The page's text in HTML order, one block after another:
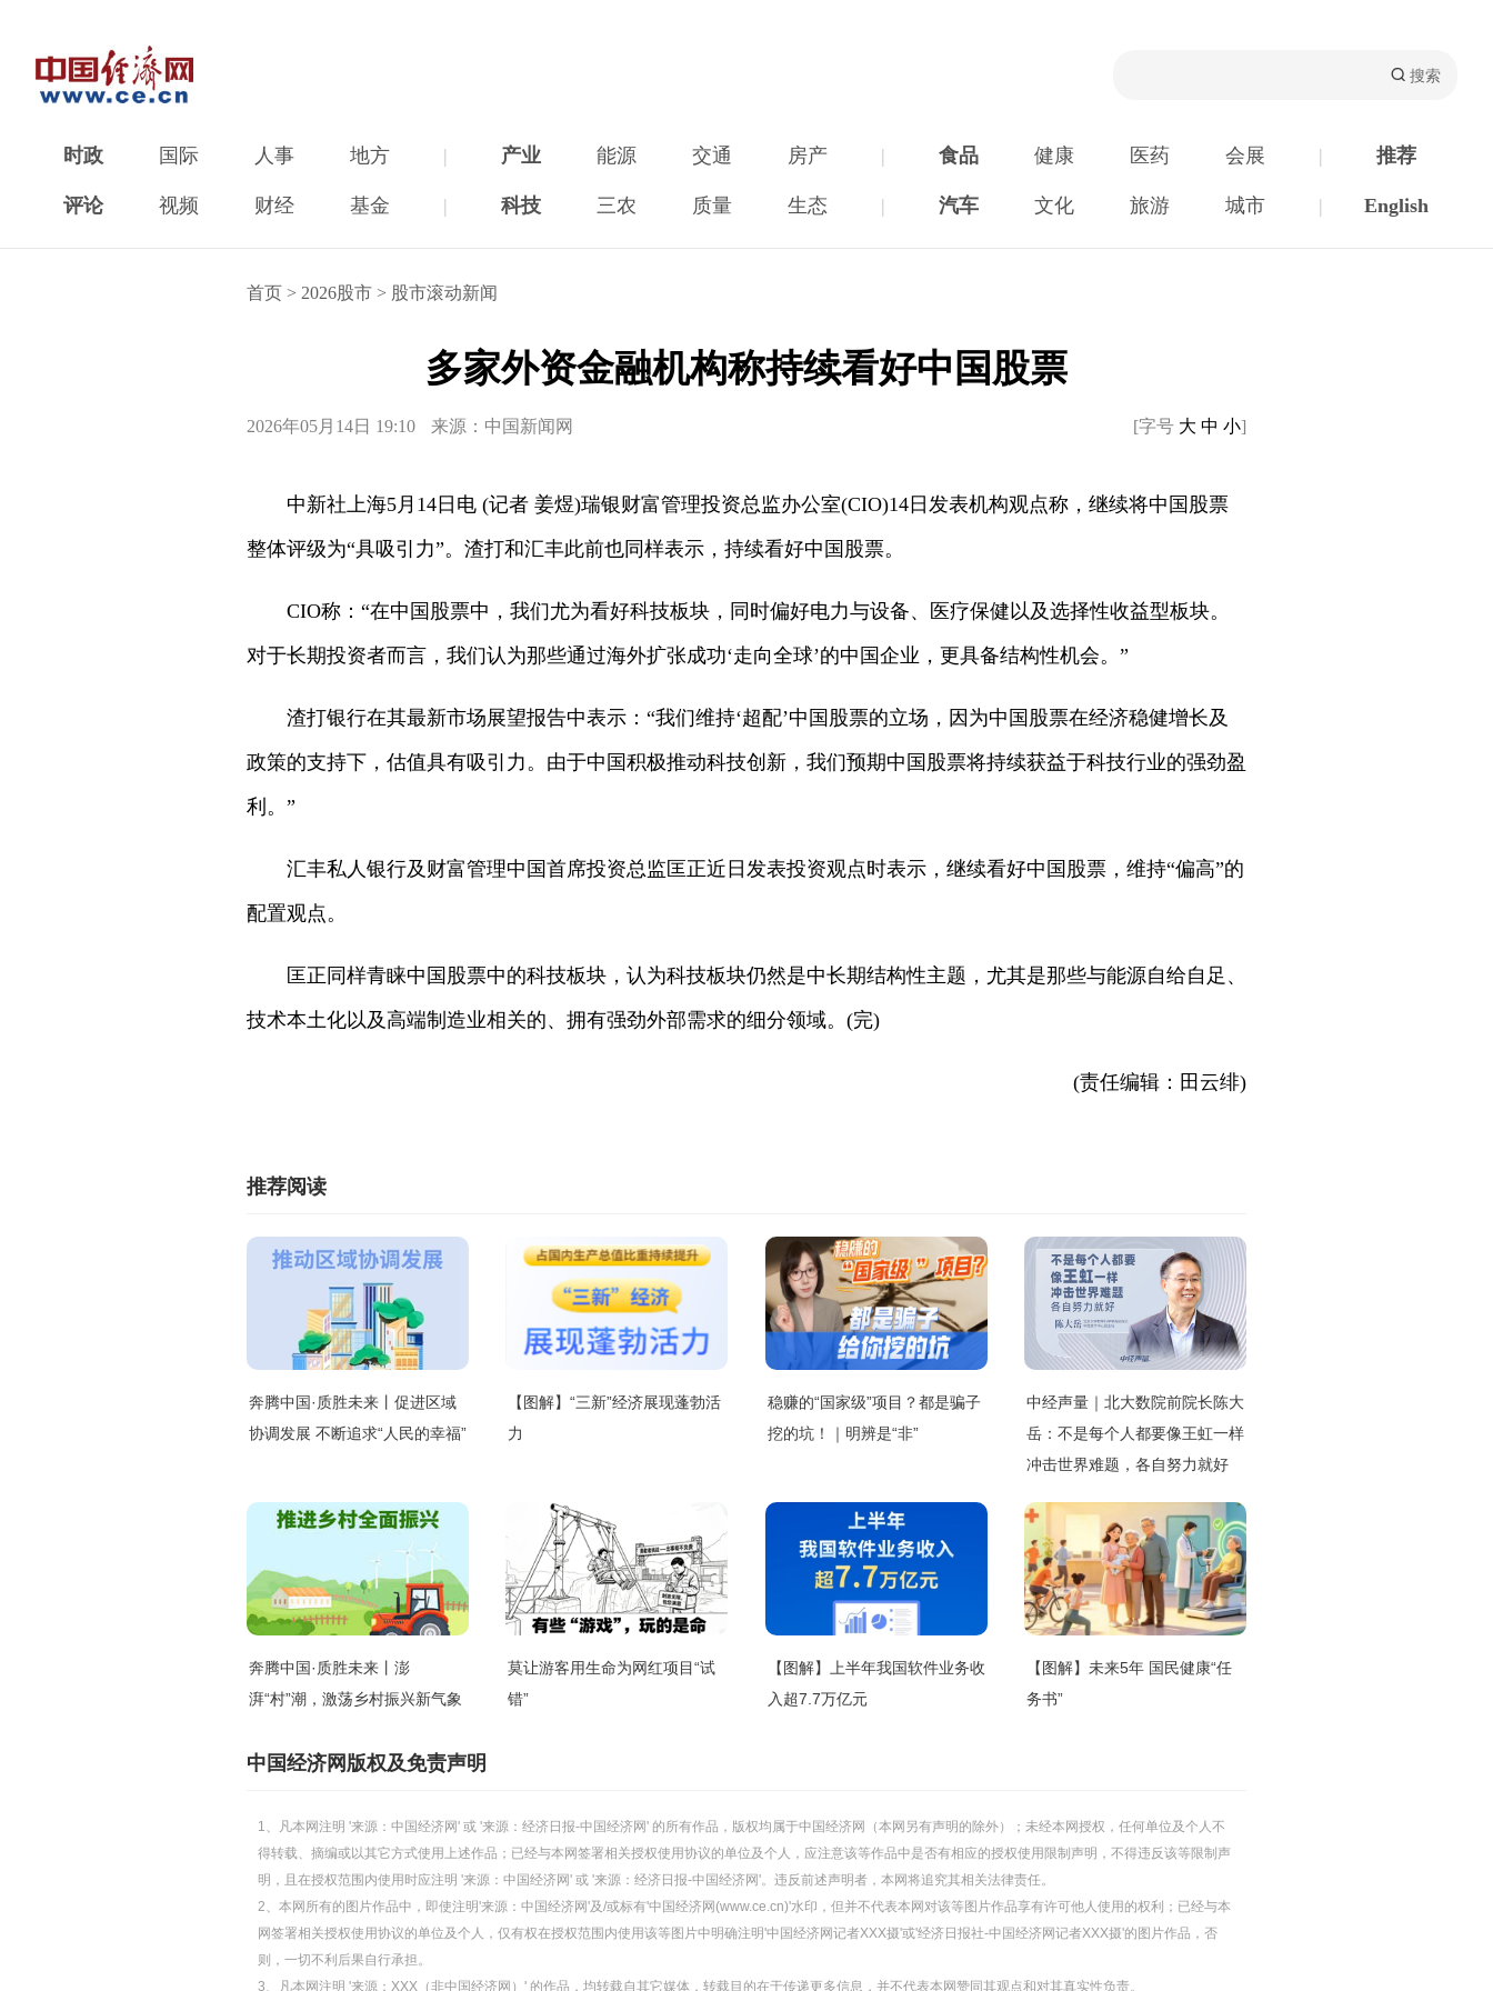
时政 国际 人事 地方 | 产业 能源 交通 房产 | 食品 健康 医药 会展 | 推荐
评论 视频 财经 基金 | 科技 三农 质量 生态 | 汽车 文化 旅游 城市 | English
首页 > 2026股市 > 股市滚动新闻
多家外资金融机构称持续看好中国股票
2026年05月14日 19:10 来源：中国新闻网 [字号 大 中 小]
中新社上海5月14日电 (记者 姜煜)瑞银财富管理投资总监办公室(CIO)14日发表机构观点称，继续将中国股票
整体评级为“具吸引力”。渣打和汇丰此前也同样表示，持续看好中国股票。
CIO称：“在中国股票中，我们尤为看好科技板块，同时偏好电力与设备、医疗保健以及选择性收益型板块。
对于长期投资者而言，我们认为那些通过海外扩张成功‘走向全球’的中国企业，更具备结构性机会。”
渣打银行在其最新市场展望报告中表示：“我们维持‘超配’中国股票的立场，因为中国股票在经济稳健增长及
政策的支持下，估值具有吸引力。由于中国积极推动科技创新，我们预期中国股票将持续获益于科技行业的强劲盈
利。”
汇丰私人银行及财富管理中国首席投资总监匡正近日发表投资观点时表示，继续看好中国股票，维持“偏高”的
配置观点。
匡正同样青睐中国股票中的科技板块，认为科技板块仍然是中长期结构性主题，尤其是那些与能源自给自足、
技术本土化以及高端制造业相关的、拥有强劲外部需求的细分领域。(完)
(责任编辑：田云绯)
推荐阅读
奔腾中国·质胜未来丨促进区域
协调发展 不断追求“人民的幸福”
【图解】“三新”经济展现蓬勃活
力
稳赚的“国家级”项目？都是骗子
挖的坑！｜明辨是“非”
中经声量｜北大数院前院长陈大
岳：不是每个人都要像王虹一样
冲击世界难题，各自努力就好
奔腾中国·质胜未来丨澎
湃“村”潮，激荡乡村振兴新气象
莫让游客用生命为网红项目“试
错”
【图解】上半年我国软件业务收
入超7.7万亿元
【图解】未来5年 国民健康“任
务书”
中国经济网版权及免责声明
1、凡本网注明 '来源：中国经济网' 或 '来源：经济日报-中国经济网' 的所有作品，版权均属于中国经济网（本网另有声明的除外）；未经本网授权，任何单位及个人不
得转载、摘编或以其它方式使用上述作品；已经与本网签署相关授权使用协议的单位及个人，应注意该等作品中是否有相应的授权使用限制声明，不得违反该等限制声
明，且在授权范围内使用时应注明 '来源：中国经济网' 或 '来源：经济日报-中国经济网'。违反前述声明者，本网将追究其相关法律责任。
2、本网所有的图片作品中，即使注明'来源：中国经济网'及/或标有'中国经济网(www.ce.cn)'水印，但并不代表本网对该等图片作品享有许可他人使用的权利；已经与本
网签署相关授权使用协议的单位及个人，仅有权在授权范围内使用该等图片中明确注明'中国经济网记者XXX摄'或'经济日报社-中国经济网记者XXX摄'的图片作品，否
则，一切不利后果自行承担。
3、凡本网注明 '来源：XXX（非中国经济网）' 的作品，均转载自其它媒体，转载目的在于传递更多信息，并不代表本网赞同其观点和对其真实性负责。